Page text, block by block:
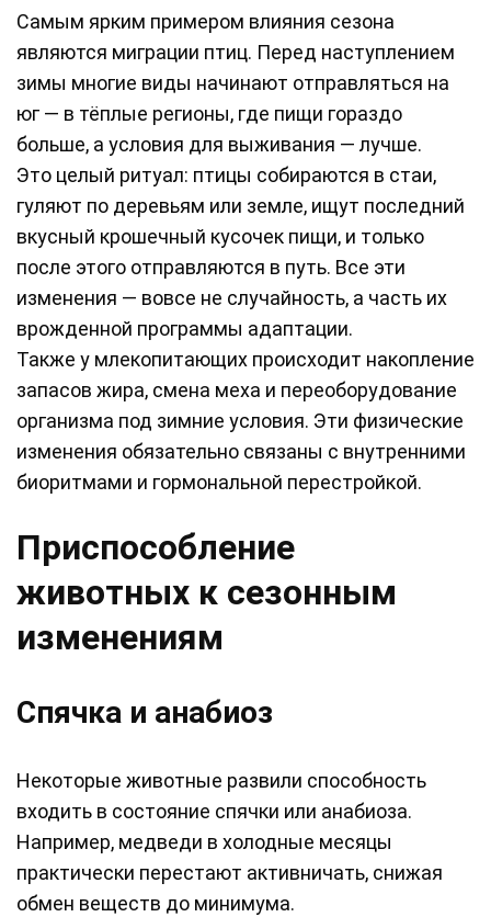
Самым ярким примером влияния сезона
являются миграции птиц. Перед наступлением
зимы многие виды начинают отправляться на
юг — в тёплые регионы, где пищи гораздо
больше, а условия для выживания — лучше.
Это целый ритуал: птицы собираются в стаи,
гуляют по деревьям или земле, ищут последний
вкусный крошечный кусочек пищи, и только
после этого отправляются в путь. Все эти
изменения — вовсе не случайность, а часть их
врожденной программы адаптации.
Также у млекопитающих происходит накопление
запасов жира, смена меха и переоборудование
организма под зимние условия. Эти физические
изменения обязательно связаны с внутренними
биоритмами и гормональной перестройкой.
Приспособление
животных к сезонным
изменениям
Спячка и анабиоз
Некоторые животные развили способность
входить в состояние спячки или анабиоза.
Например, медведи в холодные месяцы
практически перестают активничать, снижая
обмен веществ до минимума.